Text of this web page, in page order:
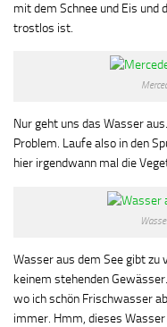
mit dem Schnee und Eis und
trostlos ist.
Nur geht uns das Wasser
Problem. Laufe also in den
hier irgendwann mal die
Wasser aus dem See gibt
keinem stehenden
wo ich schön Frischwasser
immer. Hmm, dieses